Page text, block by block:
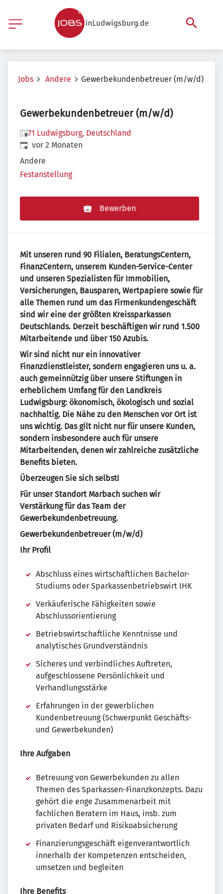
Jobs Andere Gewerbekundenbetreuer (m/w/d)
Gewerbekundenbetreuer (m/w/d)
71 Ludwigsburg, Deutschland
Veröffentlicht:
vor 2 Monaten
Andere
Festanstellung
Bewerben
Mit unseren rund 90 Filialen, BeratungsCentern,
FinanzCentern, unserem Kunden-Service-Center
und unseren Spezialisten für Immobilien,
Versicherungen, Bausparen, Wertpapiere sowie für
alle Themen rund um das Firmenkundengeschäft
sind wir eine der größten Kreissparkassen
Deutschlands. Derzeit beschäftigen wir rund 1.500
Mitarbeitende und über 150 Azubis.
Wir sind nicht nur ein innovativer
Finanzdienstleister, sondern engagieren uns u. a.
auch gemeinnützig über unsere Stiftungen in
erheblichem Umfang für den Landkreis
Ludwigsburg: ökonomisch, ökologisch und sozial
nachhaltig. Die Nähe zu den Menschen vor Ort ist
uns wichtig. Das gilt nicht nur für unsere Kunden,
sondern insbesondere auch für unsere
Mitarbeitenden, denen wir zahlreiche zusätzliche
Benefits bieten.
Überzeugen Sie sich selbst!
Für unser Standort Marbach suchen wir
Verstärkung für das Team der
Gewerbekundenbetreuung.
Gewerbekundenbetreuer (m/w/d)
Ihr Profil
Abschluss eines wirtschaftlichen Bachelor-
Studiums oder Sparkassenbetriebswirt IHK
Verkäuferische Fähigkeiten sowie
Abschlussorientierung
Betriebswirtschaftliche Kenntnisse und
analytisches Grundverständnis
Sicheres und verbindliches Auftreten,
aufgeschlossene Persönlichkeit und
Verhandlungsstärke
Erfahrungen in der gewerblichen
Kundenbetreuung (Schwerpunkt Geschäfts-
und Gewerbekunden)
Ihre Aufgaben
Betreuung von Gewerbekunden zu allen
Themen des Sparkassen-Finanzkonzepts. Dazu
gehört die enge Zusammenarbeit mit
fachlichen Beratern im Haus, insb. zum
privaten Bedarf und Risikoabsicherung
Finanzierungsgeschäft eigenverantwortlich
innerhalb der Kompetenzen entscheiden,
umsetzen und begleiten
Ihre Benefits